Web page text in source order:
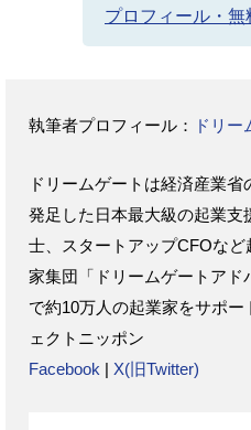
プロフィール・無
執筆者プロフィール： ドリー
ドリームゲートは経済産業
発足した日本最大級の起業支
士、スタートアップCFOな
家集団「ドリームゲートアド
で約10万人の起業家をサポ
ェクトニッポン
Facebook | X(旧Twitter)